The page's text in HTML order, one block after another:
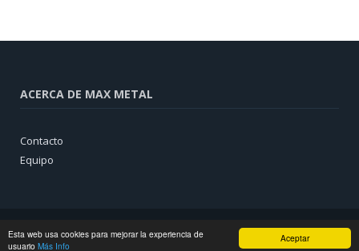
Aceptar
Esta web usa cookies para mejorar la experiencia de
usuario Más Info
ACERCA DE MAX METAL
Contacto
Equipo